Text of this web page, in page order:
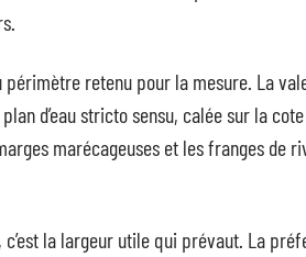
retenu pour la mesure. La
d’eau stricto sensu, calée sur la
marécageuses et les franges de
la largeur utile qui prévaut. La